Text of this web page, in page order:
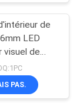
de
LED
visuel de
PAS.